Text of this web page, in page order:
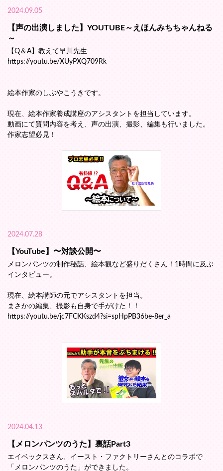
2024.09.05
【声の出演しました】YOUTUBE～えほんみちちゃんねる
～
【Q＆A】教えて早川先生
https://youtu.be/XUyPXQ709Rk
絵本作家のしぶやこうきです。
現在、絵本作家養成講座のアシスタントを担当しています。
動画にて質問内容を考え、声の出演、撮影、編集も行いました。
作家志望必見！
2024.07.28
【YouTube】〜対談公開〜
メロンパンツの制作秘話、絵本観など盛りだくさん！1時間に及ぶ
インタビュー。
現在、絵本講師の元でアシスタントを担当。
まさかの編集、撮影も自身で手がけた！！
https://youtu.be/jc7FCKKszd4?si=spHpPB36be-8er_a
2024.04.13
【メロンパンツのうた】裏話Part3
エイベックスさん、イースト・ファクトリーさんとのコラボで
「メロンパンツのうた」ができました。